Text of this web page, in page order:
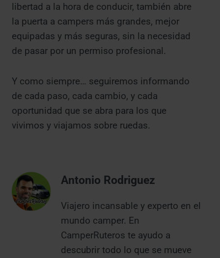
libertad a la hora de conducir, también abre
la puerta a campers más grandes, mejor
equipadas y más seguras, sin la necesidad
de pasar por un permiso profesional.
Y como siempre… seguiremos informando
de cada paso, cada cambio, y cada
oportunidad que se abra para los que
vivimos y viajamos sobre ruedas.
Antonio Rodriguez
Viajero incansable y experto en el
mundo camper. En
CamperRuteros te ayudo a
descubrir todo lo que se mueve